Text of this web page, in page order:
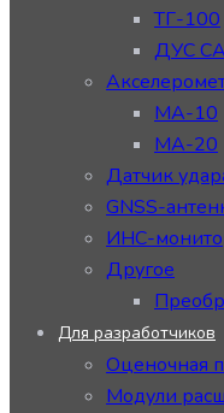
ТГ-100
ДУС
МА-10
МА-20
Датчик
GNSS-
ИНС-
Другое
Для разработчиков
Оценочная
Модули